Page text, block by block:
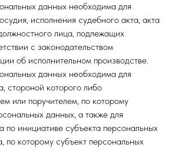
данных необходима для
исполнения судебного акта, акта
лица, подлежащих
с законодательством
об исполнительном производстве.
данных необходима для
стороной которого либо
или поручителем, по которому
данных, а также для
по инициативе субъекта персональных
по которому субъект персональных